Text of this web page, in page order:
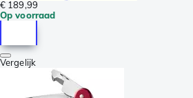
€ 189,99
Op voorraad
Vergelijk